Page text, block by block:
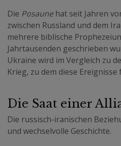
Die Posaunehat seit Jahren
zwischen Russland und dem
mehrere biblische
Jahrtausenden geschrieben
Ukraine wird im Vergleich zu
Krieg, zu dem diese
Die Saat einer
Die russisch-iranischen
und wechselvolle Geschichte.